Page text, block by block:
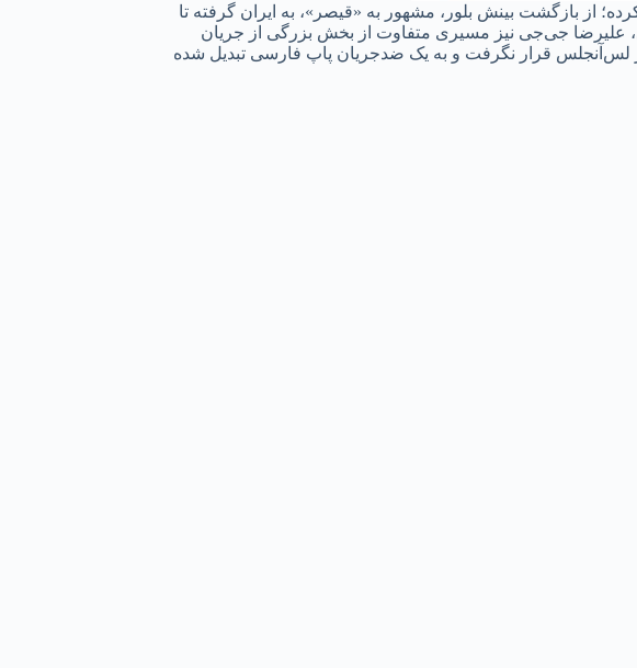
از بازگشت بینش بلور، مشهور به «قیصر»، به ایران گرفته تا
علیرضا جی‌جی نیز مسیری متفاوت از بخش بزرگی از جریان
لس‌آنجلس قرار نگرفت و به یک ضدجریان پاپ فارسی تبدیل شده